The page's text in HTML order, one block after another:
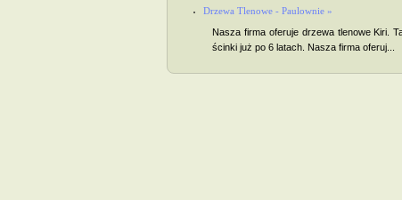
Drzewa Tlenowe - Paulownie »
Nasza firma oferuje drzewa tlenowe Kiri.
ścinki już po 6 latach. Nasza firma oferuj...